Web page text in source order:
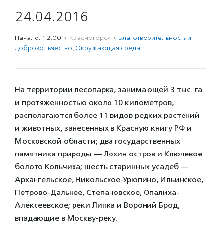
24.04.2016
Начало: 12:00 · Красногорск · Благотвори­тель­ность и
доброволь­чест­во, Окружающая среда
На территории лесопарка, занимающей 3 тыс. га
и протяженностью около 10 километров,
располагаются более 11 видов редких растений
и животных, занесенных в Красную книгу РФ и
Московской области; два государственных
памятника природы — Лохин остров и Ключевое
болото Кольчиха; шесть старинных усадеб —
Архангельское, Никольское-Урюпино, Ильинское,
Петрово-Дальнее, Степановское, Опалиха-
Алексеевское; реки Липка и Вороний Брод,
впадающие в Москву-реку.